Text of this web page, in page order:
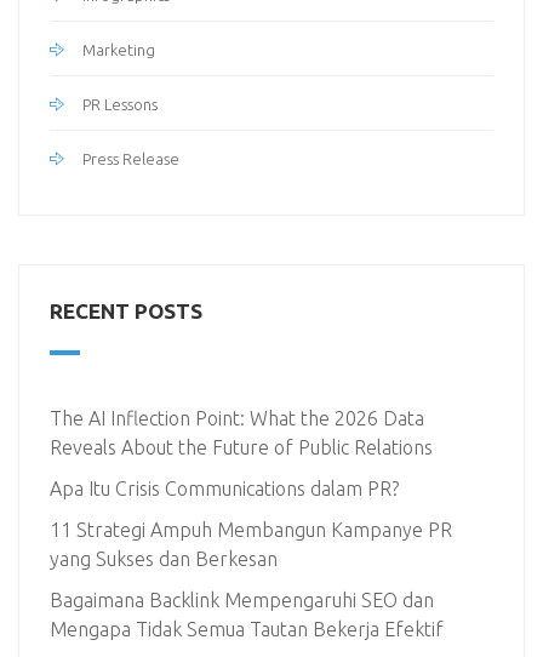
Marketing
PR Lessons
Press Release
RECENT POSTS
The AI Inflection Point: What the 2026 Data
Reveals About the Future of Public Relations
Apa Itu Crisis Communications dalam PR?
11 Strategi Ampuh Membangun Kampanye PR
yang Sukses dan Berkesan
Bagaimana Backlink Mempengaruhi SEO dan
Mengapa Tidak Semua Tautan Bekerja Efektif